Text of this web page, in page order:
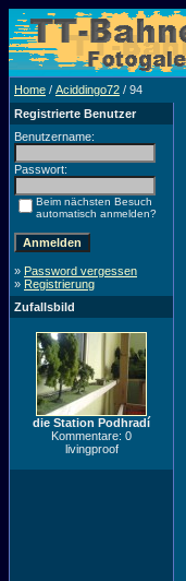
Home / Aciddingo72 / 94
Registrierte Benutzer
Benutzername:
Passwort:
Beim nächsten Besuch
automatisch anmelden?
» Password vergessen
» Registrierung
Zufallsbild
die Station Podhradí
Kommentare: 0
livingproof